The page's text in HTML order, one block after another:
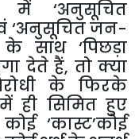
में‘अनुसूचित
‘अनुसूचितजन-
के साथ‘पिछड़ा
देते हैं, तो क्या
के
फिरके
में ही सिमित हुए
कोई‘कास्ट’कोई